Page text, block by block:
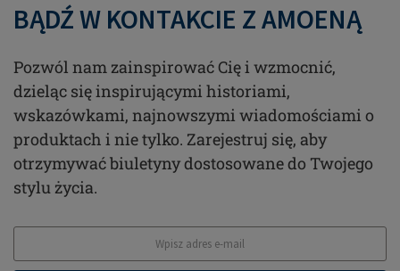
BĄDŹ W KONTAKCIE Z AMOENĄ
Pozwól nam zainspirować Cię i wzmocnić,
dzieląc się inspirującymi historiami,
wskazówkami, najnowszymi wiadomościami o
produktach i nie tylko. Zarejestruj się, aby
otrzymywać biuletyny dostosowane do Twojego
stylu życia.